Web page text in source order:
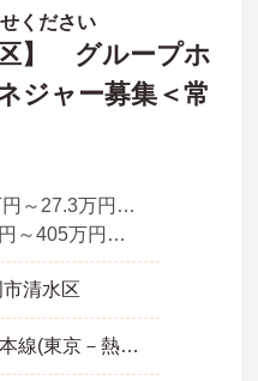
ください
区】 グループホ
ジャー募集＜常
月収 20.4万円～27.3万円程度(諸手当込)
年収 298万円～405万円程度(諸手当込)
清水区
ＪＲ東海道本線(東京－熱海)